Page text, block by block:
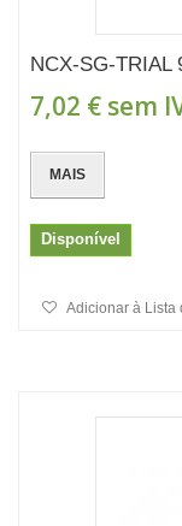
NCX-SG-TRIAL
7,02 € sem
MAIS
Disponível
Adicionar à Lista